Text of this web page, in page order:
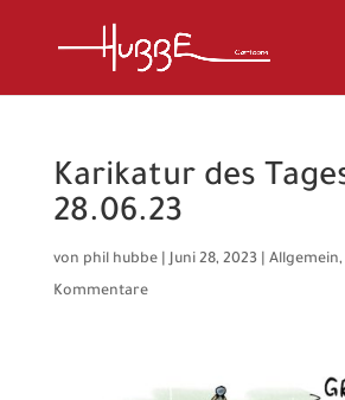
Karikatur des
28.06.23
von phil hubbe|Juni 28, 2023| Allgemein,
Kommentare